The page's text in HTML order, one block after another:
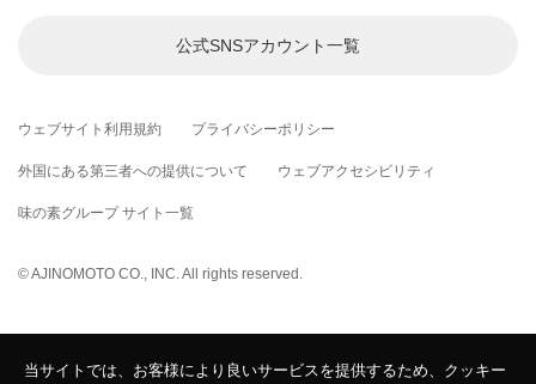
ウェブサイト利用規約 プライバシーポリシー
外国にある第三者への提供について ウェブアクセシビリティ
味の素グループ サイト一覧
© AJINOMOTO CO., INC. All rights reserved.
公式SNSアカウント一覧
当サイトでは、お客様により良いサービスを提供するため、クッキー